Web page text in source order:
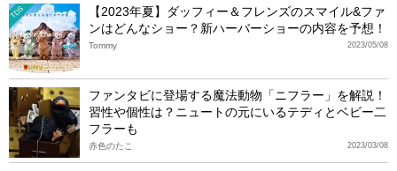
TDS
【2023年夏】ダッフィー＆フレンズのスマイル&ファ
ンはどんなショー？新ハーバーショーの内容を予想！
2023/05/08
Tommy
ファンタビに登場する魔法動物「ニフラー」を解説！
習性や個性は？ニュートの元にいるテディとベビー二
フラーも
2023/03/08
赤色のたこ